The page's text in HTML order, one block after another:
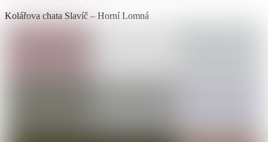
Kolářova chata Slavíč – Horní Lomná